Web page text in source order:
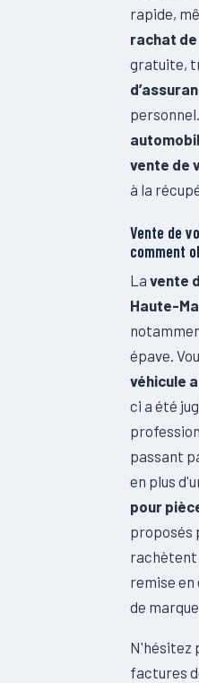
rapide,
rachat
gratuite,
vente de
à la
Vente de
comment
La vente
Haute-
épave.
véhicule
ci a été
passant
en plus
pour
proposés
rachètent
remise
de
N'hésitez
factures